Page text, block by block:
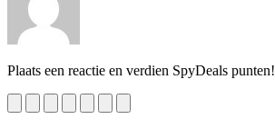
Plaats een reactie en verdien SpyDeals punten!